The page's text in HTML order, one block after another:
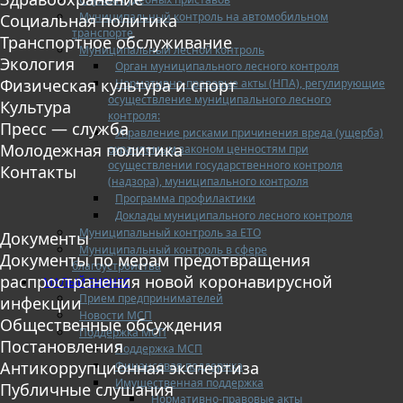
Муниципальный контроль на автомобильном
транспорте
Муниципальный лесной контроль
Орган муниципального лесного контроля
Нормативно-правовые акты (НПА), регулирующие
осуществление муниципального лесного
контроля:
Управление рисками причинения вреда (ущерба)
охраняемым законом ценностям при
осуществлении государственного контроля
(надзора), муниципального контроля
Программа профилактики
Доклады муниципального лесного контроля
Муниципальный контроль за ЕТО
Муниципальный контроль в сфере
благоустройства
МАЛЫЙ БИЗНЕС
Прием предпринимателей
Новости МСП
Поддержка МСП
Поддержка МСП
Финансовая поддержка
Имущественная поддержка
Нормативно-правовые акты
Социальная политика
Транспортное обслуживание
Экология
Физическая культура и спорт
Культура
Пресс — служба
Молодежная политика
Контакты
Документы
Документы по мерам предотвращения
распространения новой коронавирусной
инфекции
Общественные обсуждения
Постановления
Антикоррупционная экспертиза
Публичные слушания